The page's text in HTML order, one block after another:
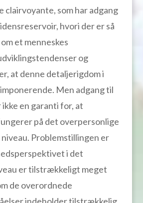
clairvoyante, som har adgang
hvori der er så
et menneskes
og
at denne detaljerigdom i
Men adgang til
en garanti for, at
på det overpersonlige
Problemstillingen er
i det
er tilstrækkeligt meget
de overordnede